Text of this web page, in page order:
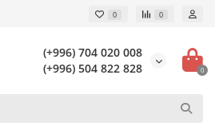
0 0
(+996) 704 020 008
(+996) 504 822 828
0